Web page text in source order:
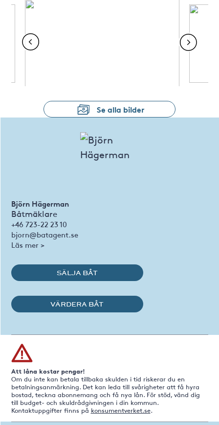
Se alla bilder
Björn Hägerman
Båtmäklare
+46 723-22 23 10
bjorn@batagent.se
Läs mer >
SÄLJA BÅT
VÄRDERA BÅT
Att låna kostar pengar!
Om du inte kan betala tillbaka skulden i tid riskerar du en
betalningsanmärkning. Det kan leda till svårigheter att få hyra
bostad, teckna abonnemang och få nya lån. För stöd, vänd dig
till budget- och skuldrådgivningen i din kommun.
Kontaktuppgifter finns på konsumentverket.se.